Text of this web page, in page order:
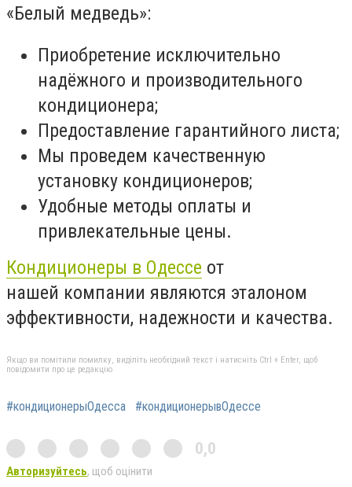
«Белый медведь»:
Приобретение исключительно
надёжного и производительного
кондиционера;
Предоставление гарантийного листа;
Мы проведем качественную
установку кондиционеров;
Удобные методы оплаты и
привлекательные цены.
Кондиционеры в Одессе от
нашей компании являются эталоном
эффективности, надежности и качества.
Якщо ви помітили помилку, виділіть необхідний текст і натисніть Ctrl + Enter, щоб
повідомити про це редакцію
#кондиционерыОдесса #кондиционерывОдессе
0,0
Авторизуйтесь, щоб оцінити